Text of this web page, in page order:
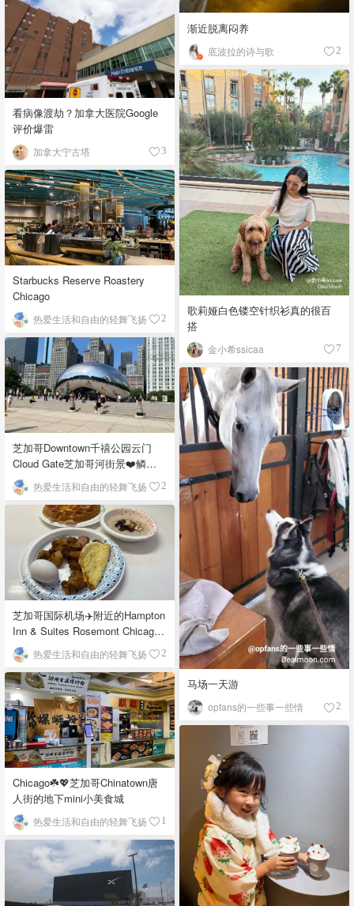
渐近脱离闷养
底波拉的诗与歌 2
看病像渡劫？加拿大医院Google
评价爆雷
加拿大宁古塔 3
歌莉娅白色镂空针织衫真的很百
搭
金小希ssicaa 7
Starbucks Reserve Roastery
Chicago
热爱生活和自由的轻舞飞扬 2
芝加哥Downtown千禧公园云门
Cloud Gate芝加哥河街景❤️鳞次
栉比的高楼
热爱生活和自由的轻舞飞扬 2
马场一天游
opfans的一些事一些情 2
芝加哥国际机场✈️附近的Hampton
Inn & Suites Rosemont Chicago
O'Hare自助早餐
热爱生活和自由的轻舞飞扬 2
Chicago☘️💖芝加哥Chinatown唐
人街的地下mini小美食城
热爱生活和自由的轻舞飞扬 1